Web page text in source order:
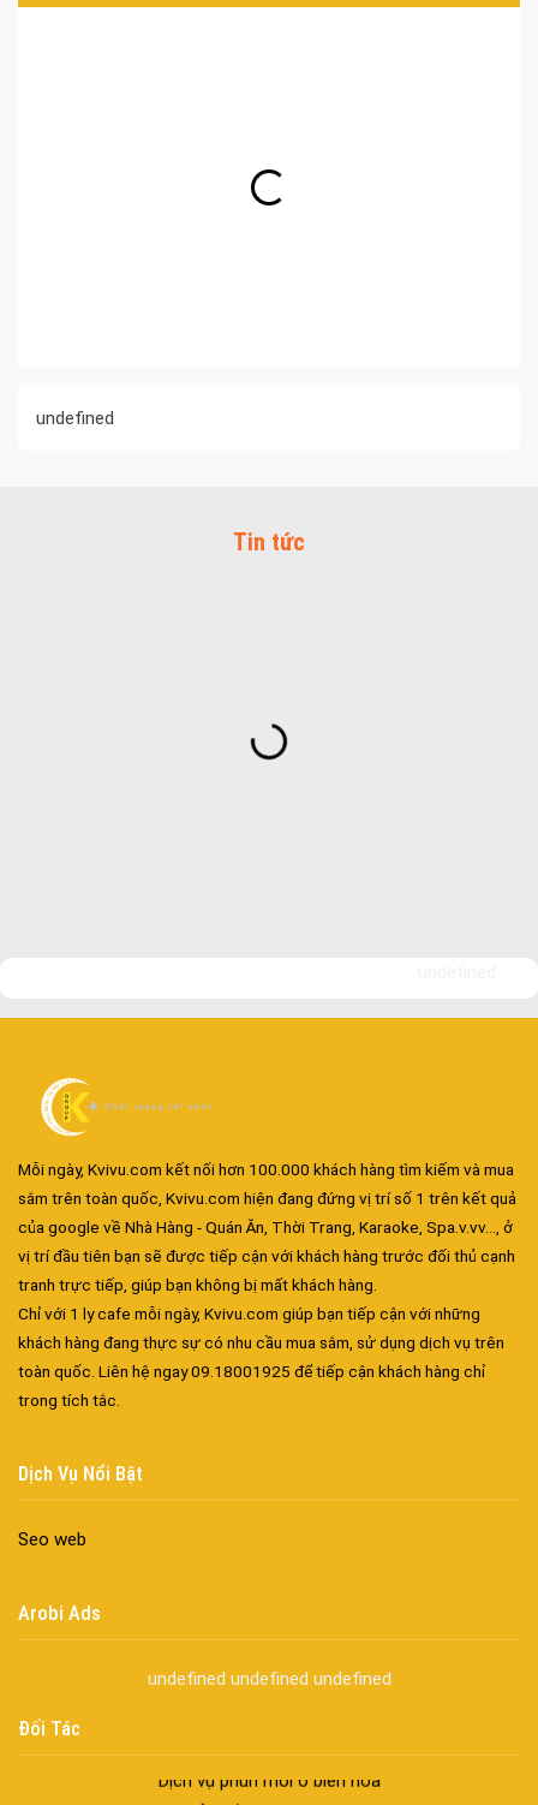
undefined
Tin tức
Mỗi ngày, Kvivu.com kết nối hơn 100.000 khách hàng tìm kiếm và mua
sắm trên toàn quốc, Kvivu.com hiện đang đứng vị trí số 1 trên kết quả
của google về Nhà Hàng - Quán Ăn, Thời Trang, Karaoke, Spa.v.vv..., ở
vị trí đầu tiên bạn sẽ được tiếp cận với khách hàng trước đối thủ cạnh
tranh trực tiếp, giúp bạn không bị mất khách hàng.
Chỉ với 1 ly cafe mỗi ngày, Kvivu.com giúp bạn tiếp cận với những
khách hàng đang thực sự có nhu cầu mua sắm, sử dụng dịch vụ trên
toàn quốc. Liên hệ ngay 09.18001925 để tiếp cận khách hàng chỉ
trong tích tắc.
Dịch Vụ Nổi Bật
Seo web
Arobi Ads
undefined undefined undefined
Đối Tác
Đa dạng màu sắc cửa nhôm – Tối ưu màu sắc Kiến Trúc
Cửa nhôm chống gió mưa – Hiên ngang giữa thời tiết khắc
nghiệt
Cửa nhôm kín nước kín khí – Bình yên với những tác nhân bên
ngoài
Cửa nhôm cách âm – Sự yên bình trong nhịp sống hiện đại
Cửa nhôm thông gió – Đưa sinh khí vào ngôi nhà của bạn
Cửa nhôm xếp trượt – Kết nối không gian sống
Cửa sổ trượt đứng – Điểm nhấn sáng tạo trong kiến trúc
Cửa thép vân gỗ Nhật Bản – Mảnh ghép cho phong cách kiến
Công ty vận tải ở nhơn trạch
Dịch vụ vận chuyển hàng hóa tại nhơn trạch